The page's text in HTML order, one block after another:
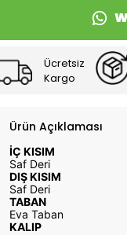
Ücretsiz
Kargo
Ürün Açıklaması
İÇ KISIM
Saf Deri
DIŞ KISIM
Saf Deri
TABAN
Eva Taban
KALIP